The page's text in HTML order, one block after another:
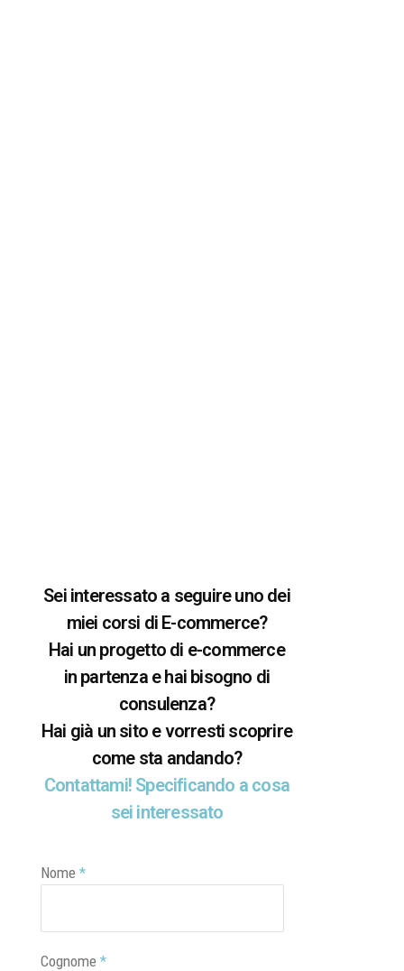
Sei interessato a seguire uno dei
miei corsi di E-commerce?
Hai un progetto di e-commerce
in partenza e hai bisogno di
consulenza?
Hai già un sito e vorresti scoprire
come sta andando?
Contattami! Specificando a cosa
sei interessato
Nome *
Cognome *